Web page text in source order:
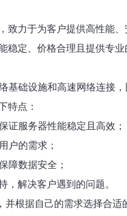
力于为客户提供高性能、
稳定、价格合理且提供专
基础设施和高速网络连接
特点：
证服务器性能稳定且高效；
户的需求；
障数据安全；
，解决客户遇到的问题。
根据自己的需求选择合